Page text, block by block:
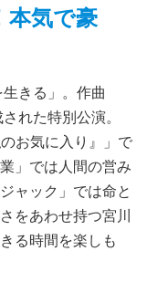
本気で豪
きる」。作曲
れた特別公演。
お気に入り』」で
」では人間の営み
ャック」では命と
をあわせ持つ宮川
る時間を楽しも